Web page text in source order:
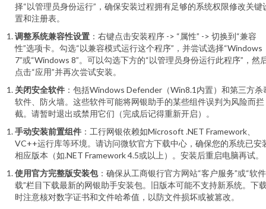
择“以管理员身份运行”，确保安装过程拥有足够的系统权限修改关键
置和注册表。
调整系统兼容性设置 ：右键点击安装程序 -> “属性” -> 切换到“兼容
性”选项卡。勾选“以兼容模式运行这个程序”，并尝试选择“Windows
7”或“Windows 8”。可以勾选下方的“以管理员身份运行此程序”，然
点击“应用”并再次尝试安装。
关闭安全软件 ：包括Windows Defender（Win8.1内置）和第三方杀
软件、防火墙。这些软件可能将网银助手的某些组件误判为风险而拦
截。请暂时退出或禁用它们（完成后记得重新开启）。
手动安装前置组件 ：工行网银依赖如Microsoft .NET Framework、
VC++运行库等环境。请访问微软官方下载中心，确保您的系统已安
相应版本（如.NET Framework 4.5或以上）。安装后重启电脑再试。
使用官方完整版安装包：确保从工商银行官方网站“客户服务”或“软
载”栏目下载最新的网银助手安装包。旧版本可能不支持新系统。下
时注意核对数字证书和文件哈希值，以防文件损坏或被篡改。